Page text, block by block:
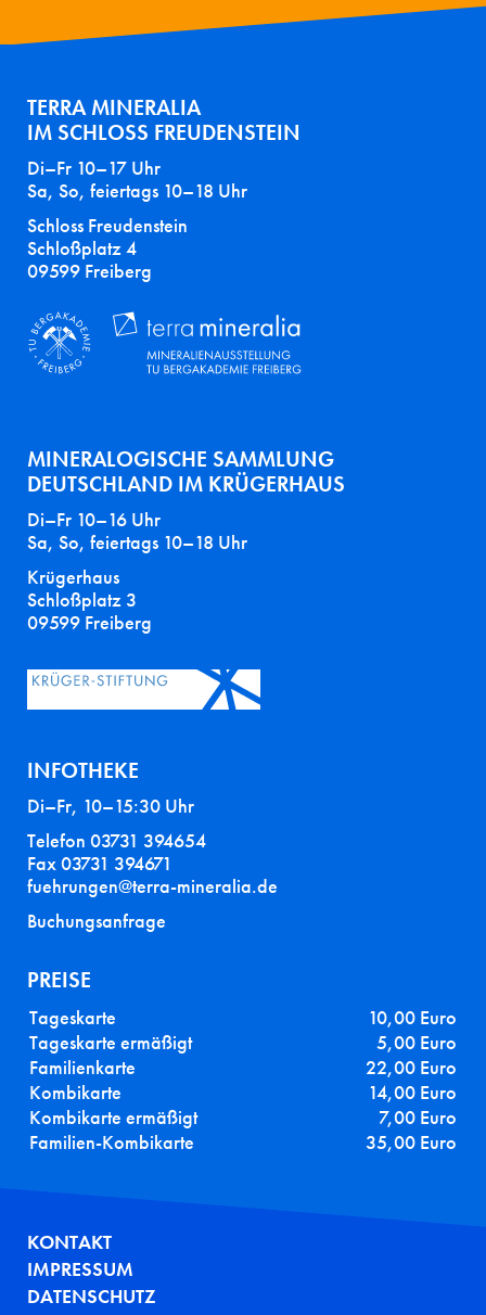
TERRA MINERALIA
IM SCHLOSS FREUDENSTEIN
Di–Fr 10–17 Uhr
Sa, So, feiertags 10–18 Uhr
Schloss Freudenstein
Schloßplatz 4
09599 Freiberg
MINERALOGISCHE SAMMLUNG
DEUTSCHLAND IM KRÜGERHAUS
Di–Fr 10–16 Uhr
Sa, So, feiertags 10–18 Uhr
Krügerhaus
Schloßplatz 3
09599 Freiberg
INFOTHEKE
Di–Fr, 10–15:30 Uhr
Telefon 03731 394654
Fax 03731 394671
fuehrungen@terra-mineralia.de
Buchungsanfrage
PREISE
Tageskarte
10,00 Euro
Tageskarte ermäßigt
5,00 Euro
Familienkarte
22,00 Euro
Kombikarte
14,00 Euro
Kombikarte ermäßigt
7,00 Euro
Familien-Kombikarte
35,00 Euro
FUSSZEILE
KONTAKT
IMPRESSUM
DATENSCHUTZ